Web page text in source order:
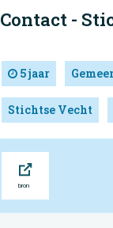
Contact -
5 jaar
Stichtse Vecht